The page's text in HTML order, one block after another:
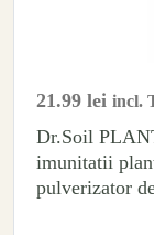
21.99 lei incl.
Dr.Soil
imunitatii
pulverizator